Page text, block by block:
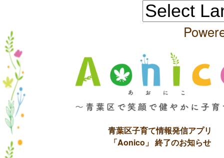
青葉区子育て情報発信アプリ
「Aonico」 終了のお知らせ